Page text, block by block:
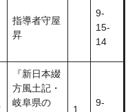
指導者守屋
昇
9-
15-
14
『新日本綴
方風土記・
岐阜県の
1
9-